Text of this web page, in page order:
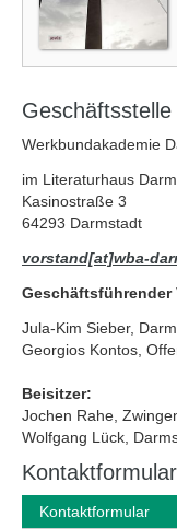
Geschäftsstelle
Werkbundakademie
im Literaturhaus
Kasinostraße 3
64293 Darmstadt
vorstand[at]wba-
Geschäftsführender
Jula-Kim Sieber,
Georgios Kontos,
Beisitzer:
Jochen Rahe,
Wolfgang Lück,
Kontaktformular
Kontaktformular